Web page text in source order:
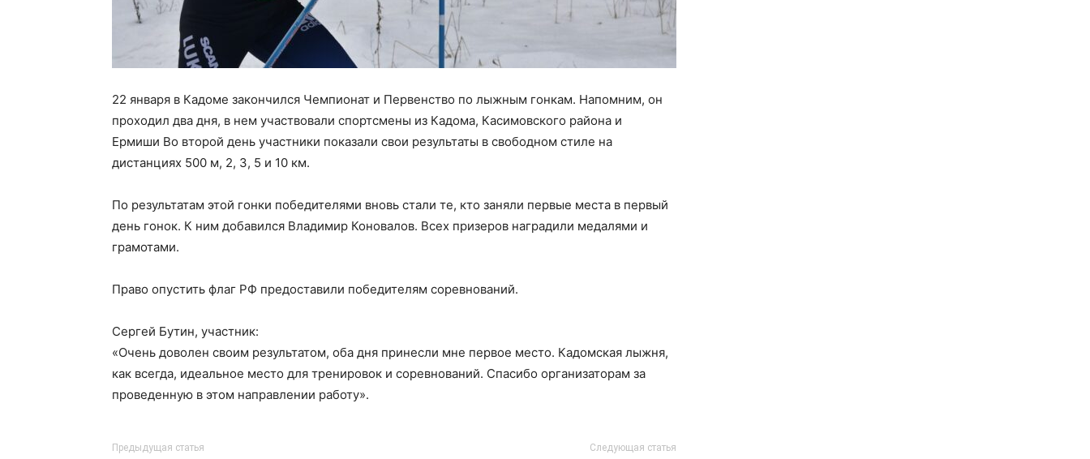
22 января в Кадоме закончился Чемпионат и Первенство по лыжным гонкам. Напомним, он
проходил два дня, в нем участвовали спортсмены из Кадома, Касимовского района и
Ермиши Во второй день участники показали свои результаты в свободном стиле на
дистанциях 500 м, 2, 3, 5 и 10 км.
По результатам этой гонки победителями вновь стали те, кто заняли первые места в первый
день гонок. К ним добавился Владимир Коновалов. Всех призеров наградили медалями и
грамотами.
Право опустить флаг РФ предоставили победителям соревнований.
Сергей Бутин, участник:
«Очень доволен своим результатом, оба дня принесли мне первое место. Кадомская лыжня,
как всегда, идеальное место для тренировок и соревнований. Спасибо организаторам за
проведенную в этом направлении работу».
Предыдущая статья Следующая статья